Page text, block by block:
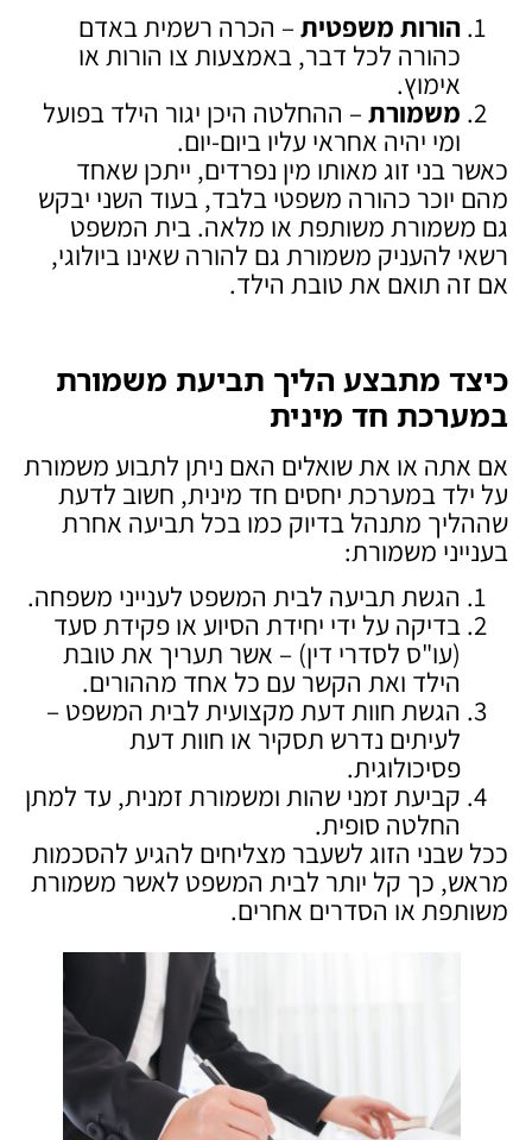
הורות משפטית – הכרה רשמית באדם
כהורה לכל דבר, באמצעות צו הורות או
אימוץ.
משמורת – ההחלטה היכן יגור הילד בפועל
ומי יהיה אחראי עליו ביום-יום.
כאשר בני זוג מאותו מין נפרדים, ייתכן שאחד
מהם יוכר כהורה משפטי בלבד, בעוד השני יבקש
גם משמורת משותפת או מלאה. בית המשפט
רשאי להעניק משמורת גם להורה שאינו ביולוגי,
אם זה תואם את טובת הילד.
כיצד מתבצע הליך תביעת משמורת
במערכת חד מינית
אם אתה או את שואלים האם ניתן לתבוע משמורת
על ילד במערכת יחסים חד מינית, חשוב לדעת
שההליך מתנהל בדיוק כמו בכל תביעה אחרת
בענייני משמורת:
הגשת תביעה לבית המשפט לענייני משפחה.
בדיקה על ידי יחידת הסיוע או פקידת סעד
(עו"ס לסדרי דין) – אשר תעריך את טובת
הילד ואת הקשר עם כל אחד מההורים.
הגשת חוות דעת מקצועית לבית המשפט –
לעיתים נדרש תסקיר או חוות דעת
פסיכולוגית.
קביעת זמני שהות ומשמורת זמנית, עד למתן
החלטה סופית.
ככל שבני הזוג לשעבר מצליחים להגיע להסכמות
מראש, כך קל יותר לבית המשפט לאשר משמורת
משותפת או הסדרים אחרים.